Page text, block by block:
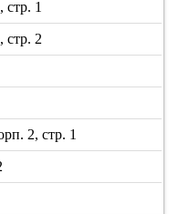
1
стр. 2
2, стр. 1